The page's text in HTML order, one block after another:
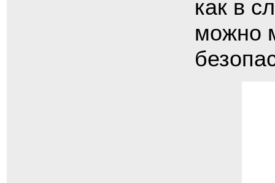
как в
можно